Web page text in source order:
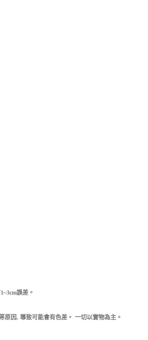
誤差。
原因, 導致可能會有色差。 一切以實物為主。